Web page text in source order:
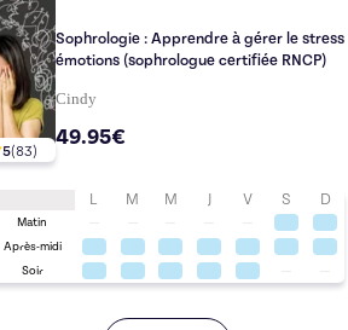
5(83)
Sophrologie : Apprendre à gérer le stress
émotions (sophrologue certifiée RNCP)
Cindy
49.95€
L M M J V S D
Matin
Après-midi
Soir